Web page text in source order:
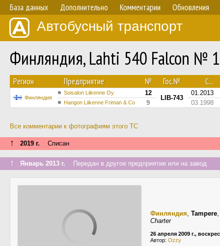
База данных Дополнительно Комментарии Обновления
Автобусный транспорт
Финляндия, Lahti 540 Falcon №
Регион Предприятие № Гос.№ С...
Финляндия
Soisalon Liikenne Oy 12
LIB-743
01.2013
Hangon Liikenne Friman & Co 9 03.1998
Все комментарии к фотографиям этого ТС
↑ 2019 г. Списан
↑ Январь 2013 г. Передан в другое предприятие или на завод
Финляндия, Tampere
Charter
26 апреля 2009 г.,
Автор: Ozzy